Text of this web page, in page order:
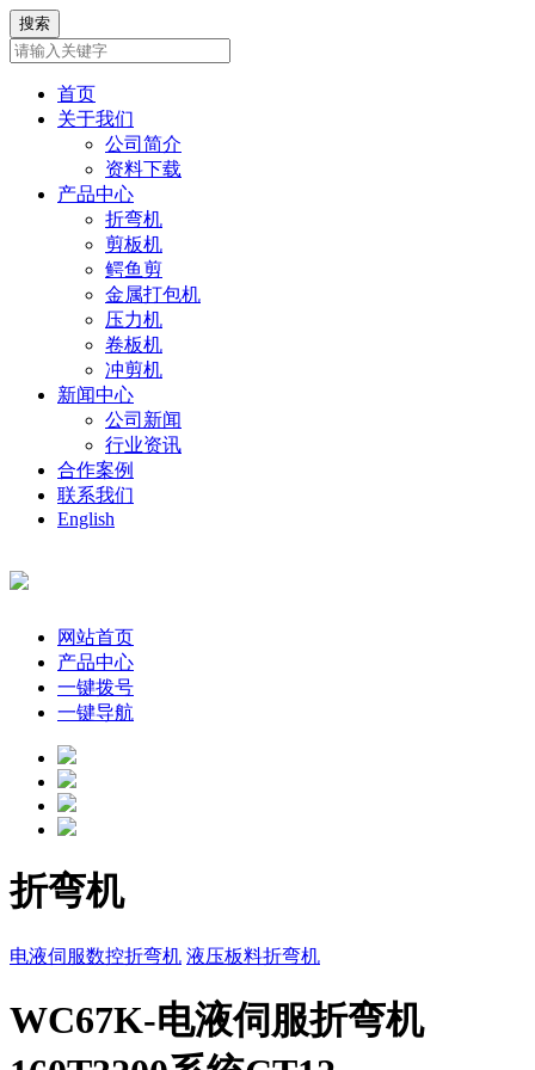
首页
关于我们
公司简介
资料下载
产品中心
折弯机
剪板机
鳄鱼剪
金属打包机
压力机
卷板机
冲剪机
新闻中心
公司新闻
行业资讯
合作案例
联系我们
English
网站首页
产品中心
一键拨号
一键导航
折弯机
电液伺服数控折弯机 液压板料折弯机
WC67K-电液伺服折弯机